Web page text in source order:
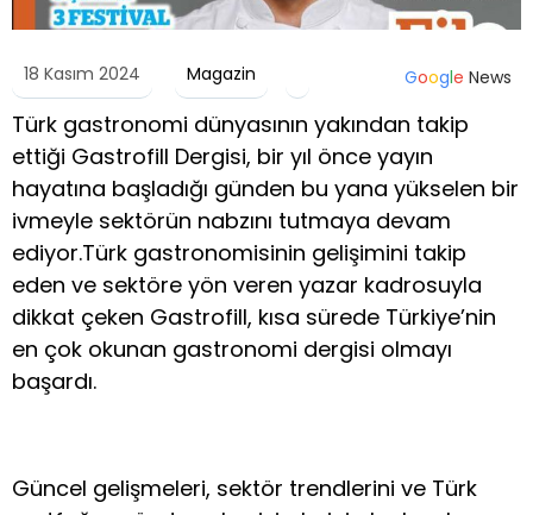
18 Kasım 2024 Magazin Google News
Türk gastronomi dünyasının yakından takip
ettiği Gastrofill Dergisi, bir yıl önce yayın
hayatına başladığı günden bu yana yükselen bir
ivmeyle sektörün nabzını tutmaya devam
ediyor.Türk gastronomisinin gelişimini takip
eden ve sektöre yön veren yazar kadrosuyla
dikkat çeken Gastrofill, kısa sürede Türkiye’nin
en çok okunan gastronomi dergisi olmayı
başardı.
Güncel gelişmeleri, sektör trendlerini ve Türk